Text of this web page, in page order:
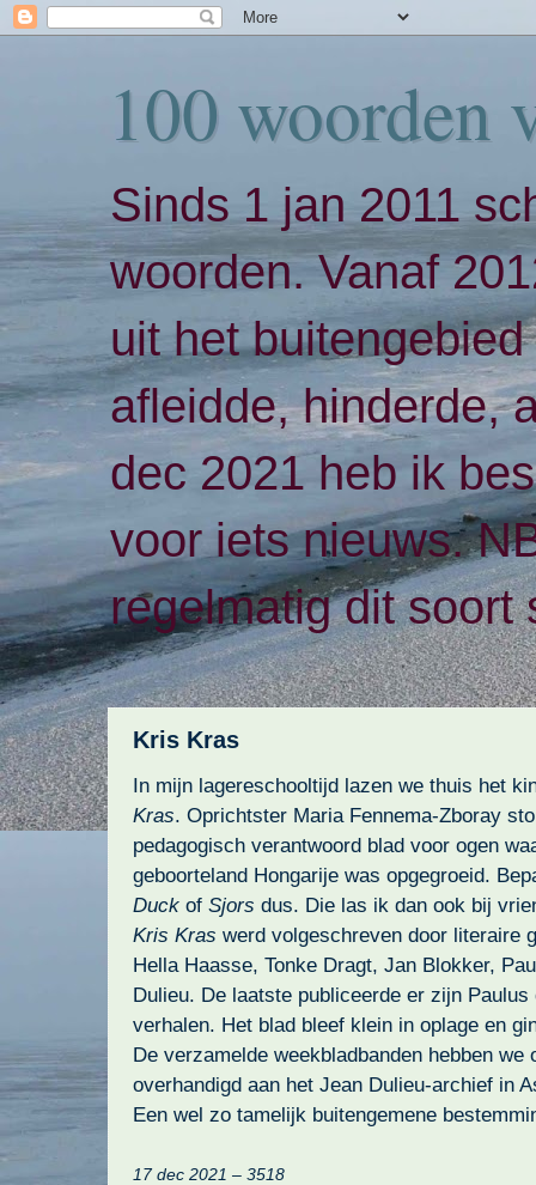
100 woorden
Sinds 1 jan 2011
woorden. Vanaf
uit het
afleidde, hinderde,
dec 2021 heb ik
voor iets nieuws.
regelmatig dit soort
Kris Kras
In mijn lagereschooltijd lazen we thuis het
Kras. Oprichtster Maria Fennema-Zboray
pedagogisch verantwoord blad voor ogen
geboorteland Hongarije was opgegroeid.
Duck of Sjors dus. Die las ik dan ook bij
Kris Kras werd volgeschreven door literaire
Hella Haasse, Tonke Dragt, Jan Blokker,
Dulieu. De laatste publiceerde er zijn Paulus
verhalen. Het blad bleef klein in oplage en
De verzamelde weekbladbanden hebben we
overhandigd aan het Jean Dulieu-archief in
Een wel zo tamelijk buitengemene
17 dec 2021 – 3518